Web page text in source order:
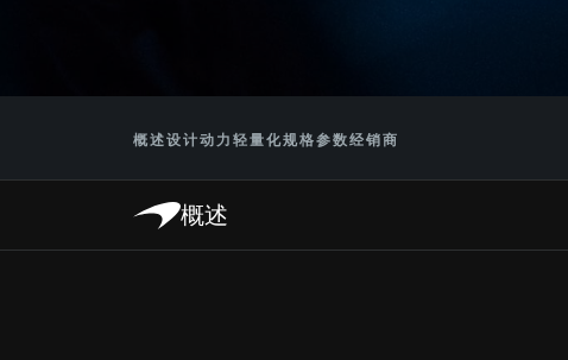
概述设计动力轻量化规格参数经销商
概述